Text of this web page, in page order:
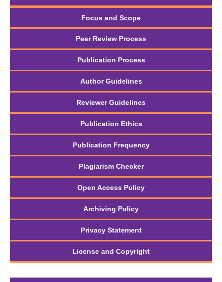
Focus and Scope
Peer Review Process
Publication Process
Author Guidelines
Reviewer Guidelines
Publication Ethics
Publication Frequency
Plagiarism Checker
Open Access Policy
Archiving Policy
Privacy Statement
License and Copyright